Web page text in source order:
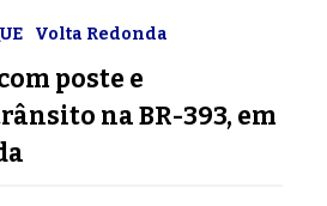
Volta Redonda
poste e
na BR-393, em